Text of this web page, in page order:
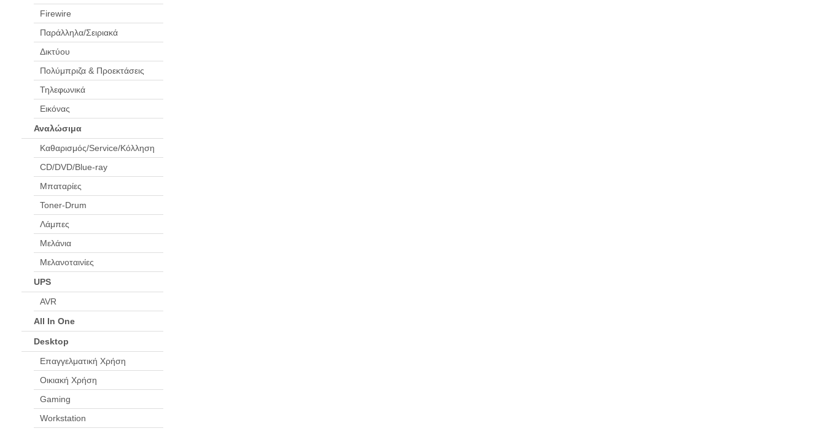
Firewire
Παράλληλα/Σειριακά
Δικτύου
Πολύμπριζα & Προεκτάσεις
Τηλεφωνικά
Εικόνας
Αναλώσιμα
Καθαρισμός/Service/Κόλληση
CD/DVD/Blue-ray
Μπαταρίες
Toner-Drum
Λάμπες
Μελάνια
Μελανοταινίες
UPS
AVR
All In One
Desktop
Επαγγελματική Χρήση
Οικιακή Χρήση
Gaming
Workstation